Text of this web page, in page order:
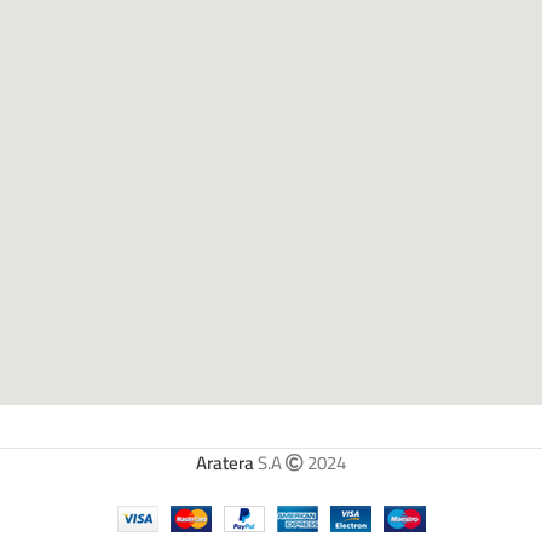
ArateraS.A 2024